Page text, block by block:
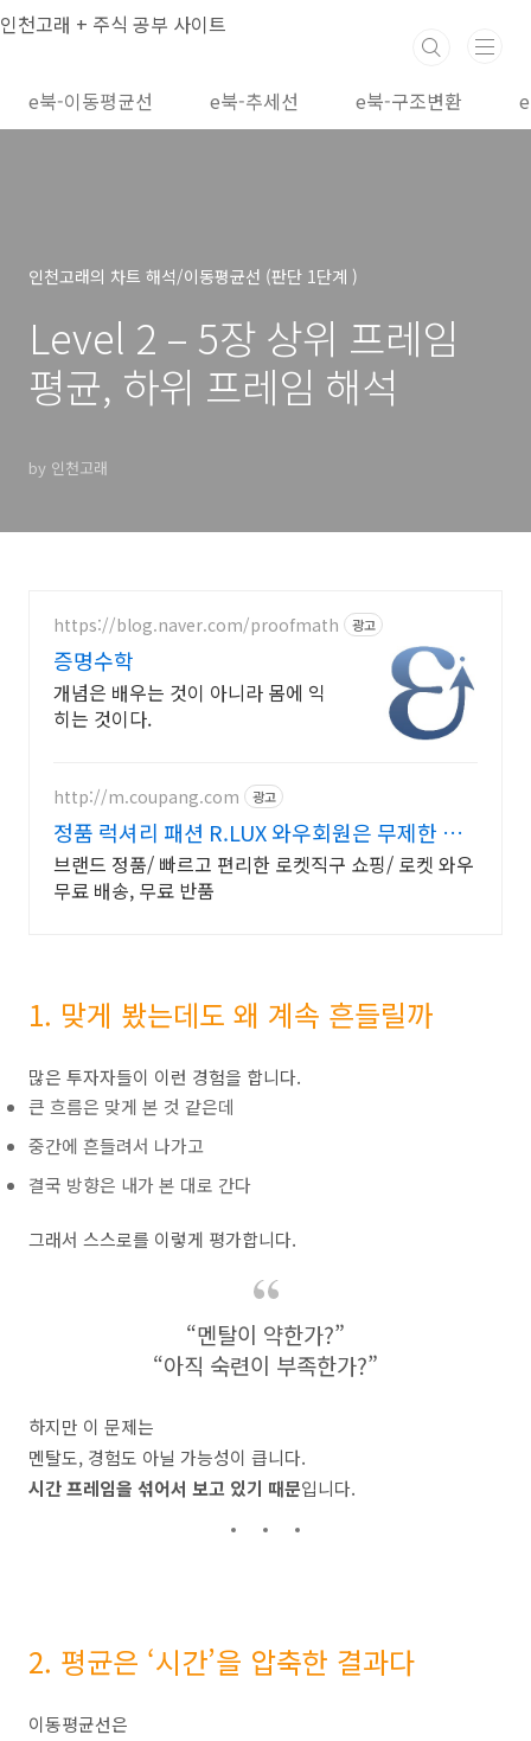
본문 바로가기
인천고래 + 주식 공부 사이트
e북-이동평균선 e북-추세선 e북-구조변환
인천고래의 차트 해석/이동평균선 (판단 1단계 )
Level 2 – 5장 상위 프레임
평균, 하위 프레임 해석
by 인천고래
https://blog.naver.com/proofmath 광고
증명수학
개념은 배우는 것이 아니라 몸에 익
히는 것이다.
http://m.coupang.com 광고
정품 럭셔리 패션 R.LUX 와우회원은 무제한 무
료 배송
브랜드 정품/ 빠르고 편리한 로켓직구 쇼핑/ 로켓 와우
무료 배송, 무료 반품
1. 맞게 봤는데도 왜 계속 흔들릴까
많은 투자자들이 이런 경험을 합니다.
큰 흐름은 맞게 본 것 같은데
중간에 흔들려서 나가고
결국 방향은 내가 본 대로 간다
그래서 스스로를 이렇게 평가합니다.
“멘탈이 약한가?”
“아직 숙련이 부족한가?”
하지만 이 문제는
멘탈도, 경험도 아닐 가능성이 큽니다.
시간 프레임을 섞어서 보고 있기 때문입니다.
2. 평균은 ‘시간’을 압축한 결과다
이동평균선은